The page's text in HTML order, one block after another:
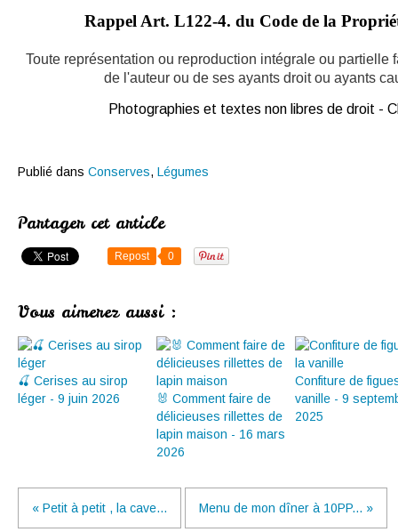
Rappel Art. L122-4. du Code de la
Toute représentation ou reproduction intégrale ou partielle
de l'auteur ou de ses ayants droit ou ayants
Photographies et textes non libres de droit -
Publié dans Conserves, Légumes
Partager cet article
Repost 0
Vous aimerez aussi :
🍒 Cerises au sirop
léger - 9 juin 2026
🐰 Comment faire de
délicieuses rillettes de
lapin maison - 16 mars
2026
Confiture de
vanille - 9
2025
« Petit à petit , la cave... Menu de mon dîner à 10PP... »